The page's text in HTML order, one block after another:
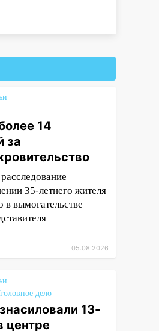
14
за
35-летнего жителя
в вымогательстве
05.08.2026
дело
13-
центре